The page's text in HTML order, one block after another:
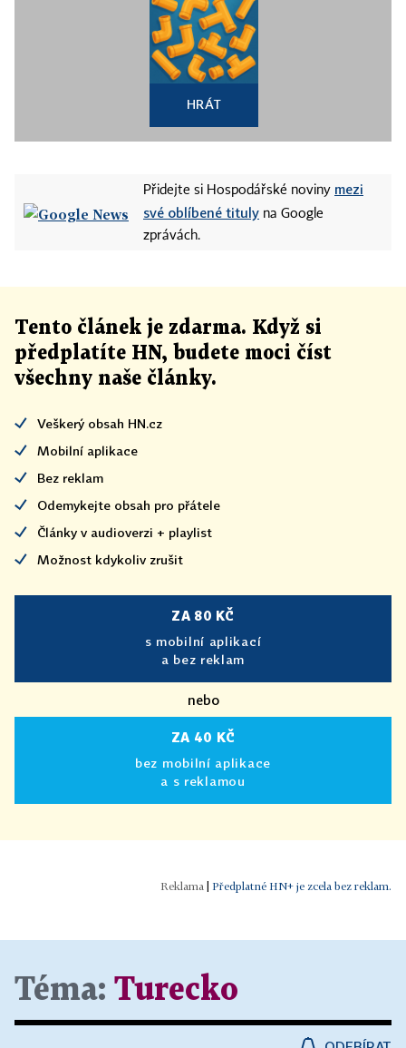
HRÁT
Přidejte si Hospodářské noviny mezi
své oblíbené tituly na Google
zprávách.
Tento článek je zdarma. Když si
předplatíte HN, budete moci číst
všechny naše články.
Veškerý obsah HN.cz
Mobilní aplikace
Bez reklam
Odemykejte obsah pro přátele
Články v audioverzi + playlist
Možnost kdykoliv zrušit
ZA 80 KČ
s mobilní aplikací
a bez reklam
nebo
ZA 40 KČ
bez mobilní aplikace
a s reklamou
Předplatné HN+ je zcela bez reklam.
Téma: Turecko